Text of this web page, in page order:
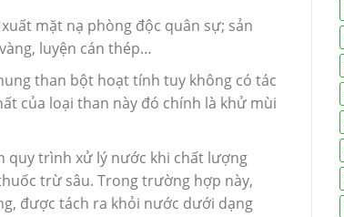
mặt nạ phòng độc quân sự; sản
luyện cán thép…
than bột hoạt tính tuy không có tác
của loại than này đó chính là khử mùi
quy trình xử lý nước khi chất lượng
trừ sâu. Trong trường hợp này,
được tách ra khỏi nước dưới dạng